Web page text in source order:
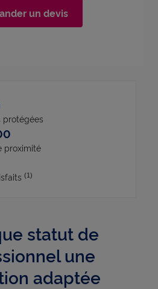
un devis
protégées
proximité
(1)
statut de
une
adaptée